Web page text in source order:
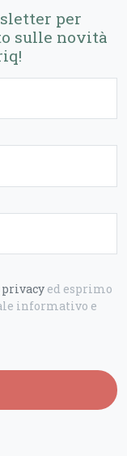
per
sulle novità
ed esprimo
informativo e